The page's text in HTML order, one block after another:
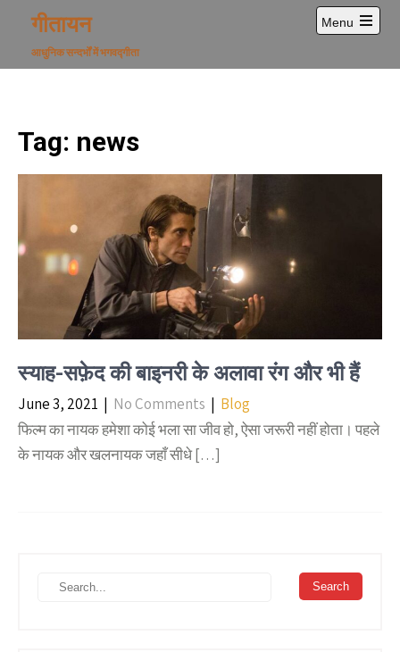
content
गीतायन
आधुनिक सन्दर्भों में भगवद्गीता
Menu
Open
Tag: news
स्याह-सफ़ेद की बाइनरी के अलावा रंग और भी हैं
June 3, 2021 | No Comments | Blog
फिल्म का नायक हमेशा कोई भला सा जीव हो, ऐसा जरूरी नहीं होता। पहले
के नायक और खलनायक जहाँ सीधे […]